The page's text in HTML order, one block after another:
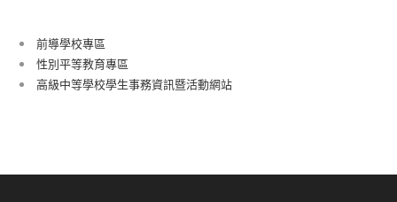
前導學校專區
性別平等教育專區
高級中等學校學生事務資訊暨活動網站